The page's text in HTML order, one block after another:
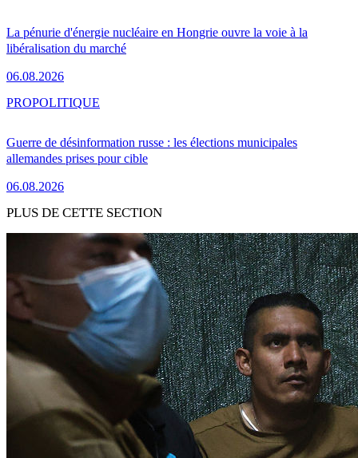
La pénurie d'énergie nucléaire en Hongrie ouvre la voie à la
libéralisation du marché
06.08.2026
Guerre de désinformation russe : les élections municipales
allemandes prises pour cible
06.08.2026
PROPOLITIQUE
PLUS DE CETTE SECTION